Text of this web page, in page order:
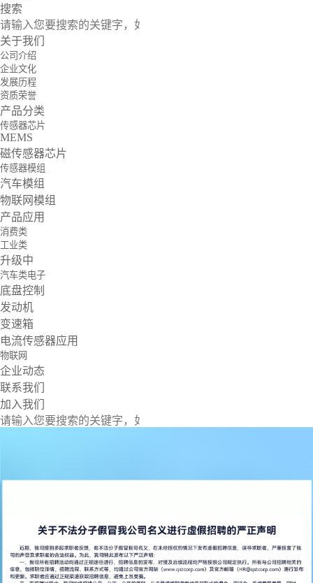
搜索
关于我们
公司介绍
企业文化
发展历程
资质荣誉
产品分类
传感器芯片
MEMS
磁传感器芯片
传感器模组
汽车模组
物联网模组
产品应用
消费类
工业类
升级中
汽车类电子
底盘控制
发动机
变速箱
电流传感器应用
物联网
企业动态
联系我们
加入我们